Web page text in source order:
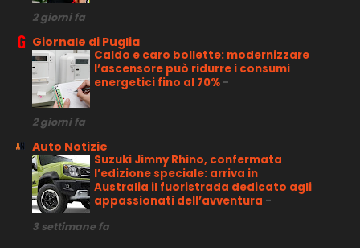
2 giorni fa
Giornale di Puglia
Caldo e caro bollette: modernizzare
l’ascensore può ridurre i consumi
energetici fino al 70% -
2 giorni fa
Auto Notizie
Suzuki Jimny Rhino, confermata
l’edizione speciale: arriva in
Australia il fuoristrada dedicato agli
appassionati dell’avventura -
3 settimane fa